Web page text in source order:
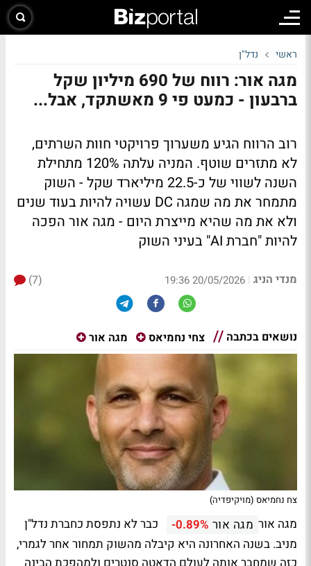
ראשי נדל"ן
מגה אור: רווח של 690 מיליון שקל
ברבעון - כמעט פי 9 מאשתקד, אבל...
רוב הרווח הגיע משערוך פרויקטי חוות השרתים,
לא מתזרים שוטף. המניה עלתה 120% מתחילת
השנה לשווי של כ-22.5 מיליארד שקל - השוק
מתמחר את מה שמגה DC עשויה להיות בעוד שנים
ולא את מה שהיא מייצרת היום - מגה אור הפכה
להיות "חברת AI" בעיני השוק
מנדי הניג |
20/05/2026 19:36
(7)
נושאים בכתבה צחי נחמיאס מגה אור
צח נחמיאס (מויקיפדיה)
מגה אור מגה אור -0.89%
כבר לא נתפסת כחברת נדל"ן
מניב. בשנה האחרונה היא קיבלה מהשוק תמחור אחר לגמרי,